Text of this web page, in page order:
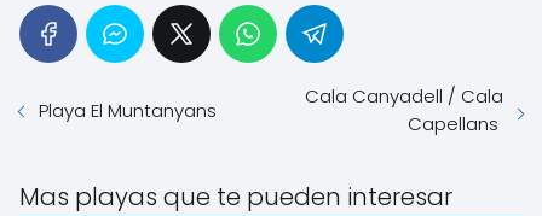
Playa El Muntanyans
Cala Canyadell / Cala
Capellans
Mas playas que te pueden interesar